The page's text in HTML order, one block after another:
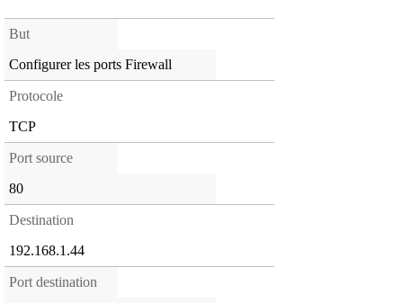
But
Configurer les ports Firewall
Protocole
TCP
Port source
80
Destination
192.168.1.44
Port destination